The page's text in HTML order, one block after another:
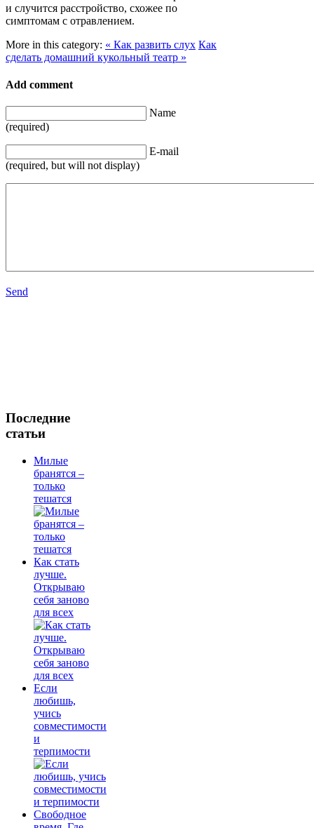
и случится расстройство, схожее по
симптомам с отравлением.
More in this category: « Как развить слух Как
сделать домашний кукольный театр »
Add comment
Name
(required)
E-mail
(required, but will not display)
Send
Последние
статьи
Милые
бранятся –
только
тешатся
Как стать
лучше.
Открываю
себя заново
для всех
Если
любишь,
учись
совместимости
и
терпимости
Свободное